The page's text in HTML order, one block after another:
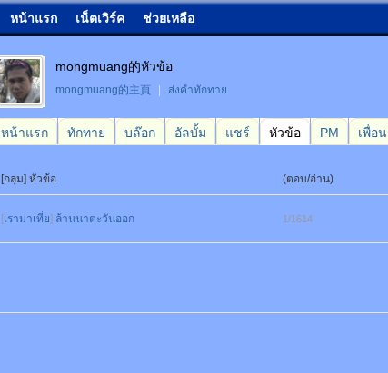
หน้าแรก เน็ตเวิร์ค ช่วยเหลือ
mongmuang的หัวข้อ
mongmuang的主頁 ส่งคำทักทาย
หน้าแรก ทักทาย บล๊อก อัลบั้ม แชร์ หัวข้อ PM เพื่อน
[กลุ่ม] หัวข้อ (ตอบ/อ่าน)
[เรามาเที่ย] ล้านนาตะวันออก 1/1614